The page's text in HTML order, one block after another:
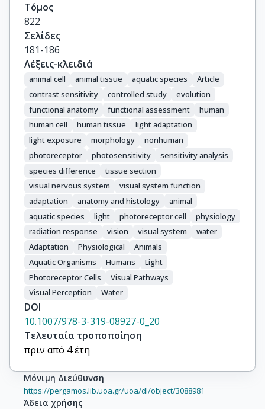
Τόμος
822
Σελίδες
181-186
Λέξεις-κλειδιά
animal cell animal tissue aquatic species
Article
contrast sensitivity
controlled study
evolution
functional anatomy
functional assessment
human
human cell
human tissue
light adaptation
light exposure
morphology
nonhuman
photoreceptor
photosensitivity
sensitivity analysis
species difference
tissue section
visual nervous system
visual system function
adaptation
anatomy and histology
animal
aquatic species
light photoreceptor cell
physiology
radiation response
vision visual system
water
Adaptation
Physiological
Animals
Aquatic Organisms
Humans
Light
Photoreceptor Cells
Visual Pathways
Visual Perception
Water
DOI
10.1007/978-3-319-08927-0_20
Τελευταία τροποποίηση
πριν από 4 έτη
Μόνιμη Διεύθυνση
https://pergamos.lib.uoa.gr/uoa/dl/object/3088981
Άδεια χρήσης